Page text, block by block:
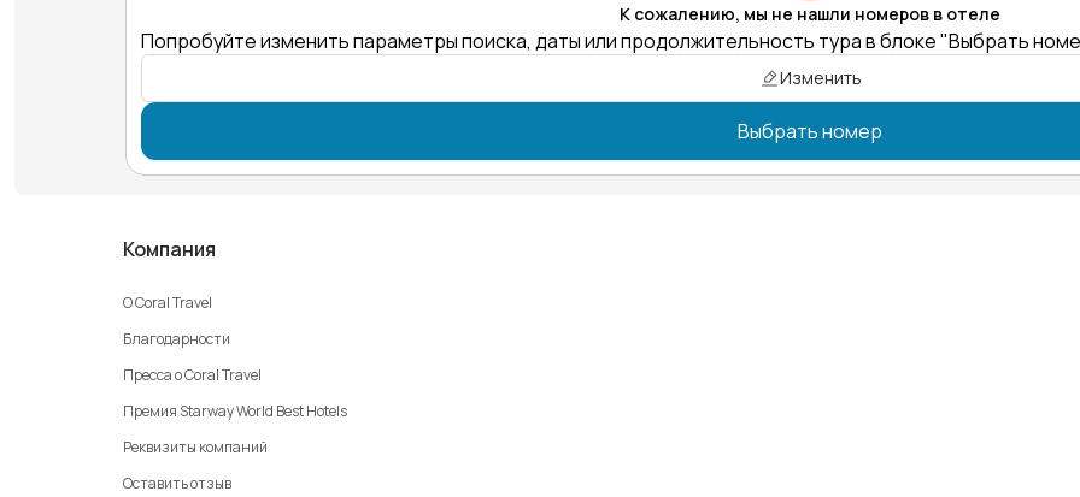
К сожалению, мы не нашли номеров в отеле
Попробуйте изменить параметры поиска, даты или продолжительность тура в блоке "Выбрать
Изменить
Выбрать номер
Компания
О Coral Travel
Благодарности
Пресса о Coral Travel
Премия Starway World Best Hotels
Реквизиты компаний
Оставить отзыв